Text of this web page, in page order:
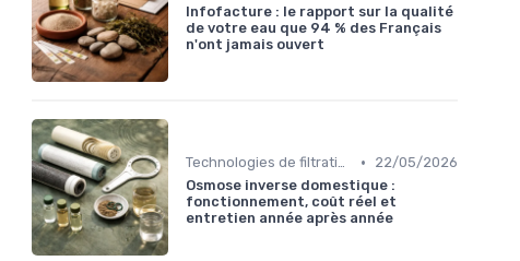
Infofacture : le rapport sur la qualité
de votre eau que 94 % des Français
n'ont jamais ouvert
Technologies de filtration •
22/05/2026
Osmose inverse domestique :
fonctionnement, coût réel et
entretien année après année